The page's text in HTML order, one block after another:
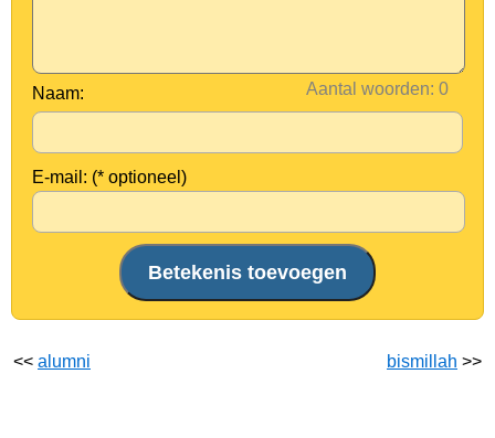
Aantal woorden:
Naam:
E-mail: (* optioneel)
<< alumni bismillah >>